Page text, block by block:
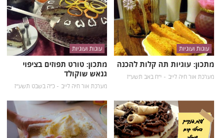
עוגות ועוגיות
מתכון: עוגיות תה קלות להכנה
מערכת אור חיה לייב י״ח באב תשע״ז
עוגות ועוגיות
מתכון: טורט תפוזים בציפוי
גנאש שוקולד
מערכת אור חיה לייב כ״ה בשבט תשע״ז